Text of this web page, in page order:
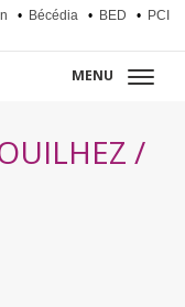
• Bécédia • BED •
PCI
MENU
/